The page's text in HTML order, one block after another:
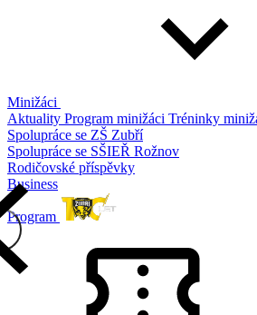
Minižáci
Aktuality Program minižáci Tréninky
Spolupráce se ZŠ Zubří
Spolupráce se SŠIEŘ Rožnov
Rodičovské příspěvky
Business
Program